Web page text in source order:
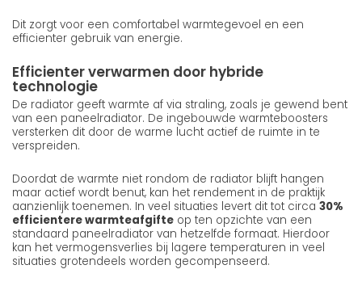
Dit zorgt voor een comfortabel warmtegevoel en een
efficienter gebruik van energie.
Efficienter verwarmen door hybride
technologie
De radiator geeft warmte af via straling, zoals je gewend bent
van een paneelradiator. De ingebouwde warmteboosters
versterken dit door de warme lucht actief de ruimte in te
verspreiden.
Doordat de warmte niet rondom de radiator blijft hangen
maar actief wordt benut, kan het rendement in de praktijk
aanzienlijk toenemen. In veel situaties levert dit tot circa 30%
efficientere warmteafgifte op ten opzichte van een
standaard paneelradiator van hetzelfde formaat. Hierdoor
kan het vermogensverlies bij lagere temperaturen in veel
situaties grotendeels worden gecompenseerd.